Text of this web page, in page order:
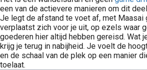
een van de actievere manieren om dit
Je legt de afstand te voet af, met Maasai
verplaatst zich voor je uit, op ezels waar
goederen hier altijd hebben gereisd. Wat
krijg je terug in nabijheid. Je voelt de
en de schaal van de plek op een manier
toelaat.